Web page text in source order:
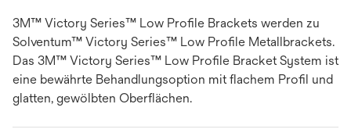
3M™ Victory Series™ Low Profile Brackets werden zu
Solventum™ Victory Series™ Low Profile Metallbrackets.
Das 3M™ Victory Series™ Low Profile Bracket System ist
eine bewährte Behandlungsoption mit flachem Profil und
glatten, gewölbten Oberflächen.